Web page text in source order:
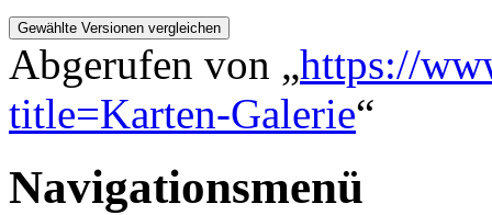
Abgerufen von „https://
title=Karten-Galerie“
Navigationsmenü